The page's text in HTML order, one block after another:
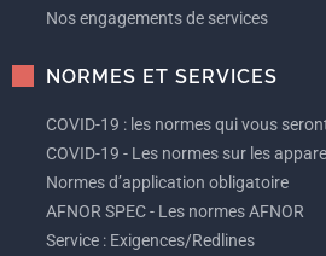
Nos engagements de services
NORMES ET SERVICES
COVID-19 : les normes qui vous
COVID-19 - Les normes sur les
Normes d’application obligatoire
AFNOR SPEC - Les normes AFNOR
Service : Exigences/Redlines